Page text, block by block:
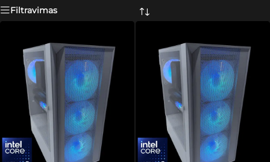
Filtravimas